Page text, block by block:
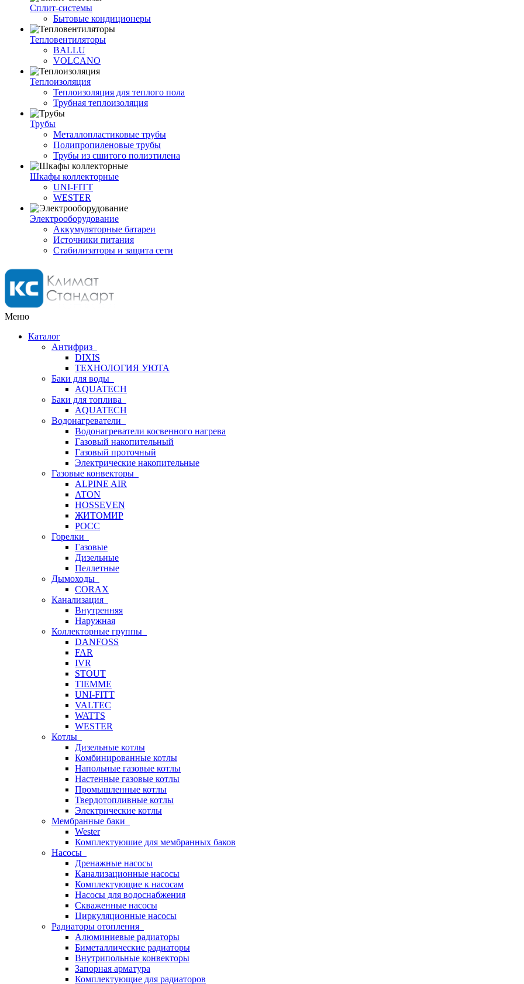
Сплит-системы
Бытовые кондиционеры
Тепловентиляторы
BALLU
VOLCANO
Теплоизоляция
Теплоизоляция для теплого пола
Трубная теплоизоляция
Трубы
Металлопластиковые трубы
Полипропиленовые трубы
Трубы из сшитого полиэтилена
Шкафы коллекторные
UNI-FITT
WESTER
Электрооборудование
Аккумуляторные батареи
Источники питания
Стабилизаторы и защита сети
Меню
Каталог
Антифриз
DIXIS
ТЕХНОЛОГИЯ УЮТА
Баки для воды
AQUATECH
Баки для топлива
AQUATECH
Водонагреватели
Водонагреватели косвенного нагрева
Газовый накопительный
Газовый проточный
Электрические накопительные
Газовые конвекторы
ALPINE AIR
ATON
HOSSEVEN
ЖИТОМИР
РОСС
Горелки
Газовые
Дизельные
Пеллетные
Дымоходы
CORAX
Канализация
Внутренняя
Наружная
Коллекторные группы
DANFOSS
FAR
IVR
STOUT
TIEMME
UNI-FITT
VALTEC
WATTS
WESTER
Котлы
Дизельные котлы
Комбинированные котлы
Напольные газовые котлы
Настенные газовые котлы
Промышленные котлы
Твердотопливные котлы
Электрические котлы
Мембранные баки
Wester
Комплектуюшие для мембранных баков
Насосы
Дренажные насосы
Канализационные насосы
Комплектующие к насосам
Насосы для водоснабжения
Скваженные насосы
Циркуляционные насосы
Радиаторы отопления
Алюминиевые радиаторы
Биметаллические радиаторы
Внутрипольные конвекторы
Запорная арматура
Комплектующие для радиаторов